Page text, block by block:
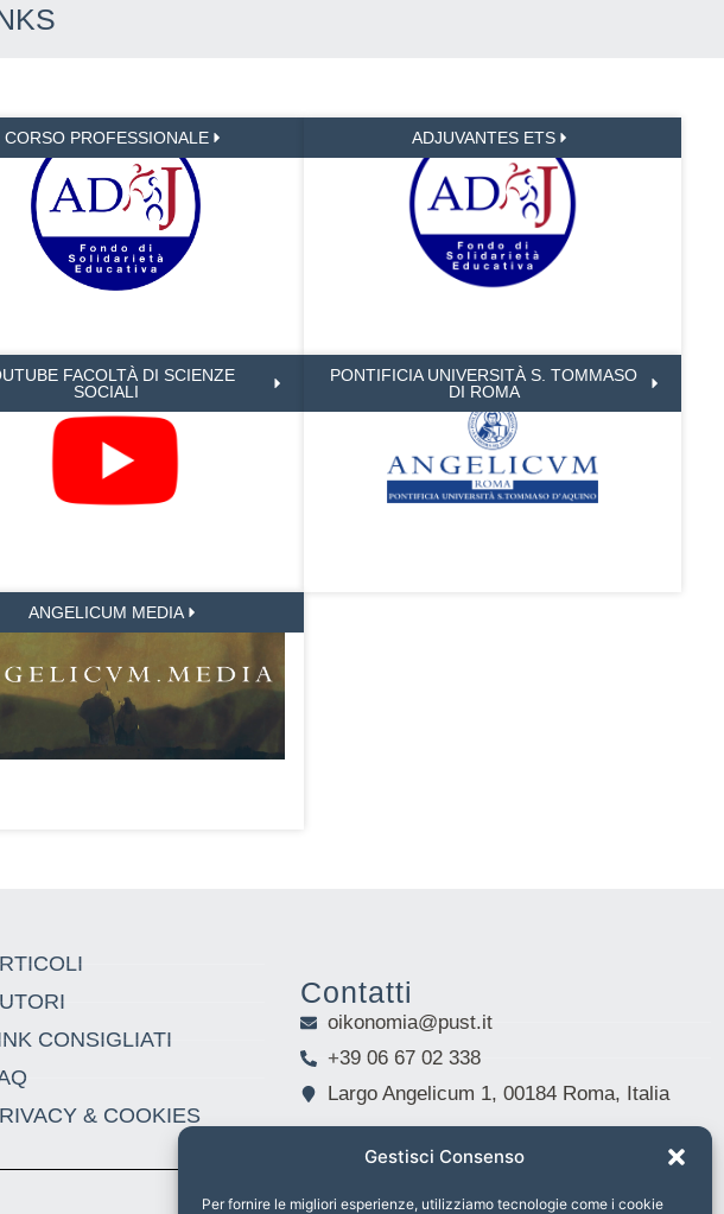
Gestisci Consenso
Per fornire le migliori esperienze, utilizziamo tecnologie come i cookie
CORSO PROFESSIONALE ADJUVANTES ETS
FACOLTÀ DI SCIENZE
SOCIALI
PONTIFICIA UNIVERSITÀ S. TOMMASO
DI ROMA
ANGELICUM MEDIA
CONSIGLIATI
& COOKIES
Contatti
oikonomia@pust.it
+39 06 67 02 338
Largo Angelicum 1, 00184 Roma, Italia